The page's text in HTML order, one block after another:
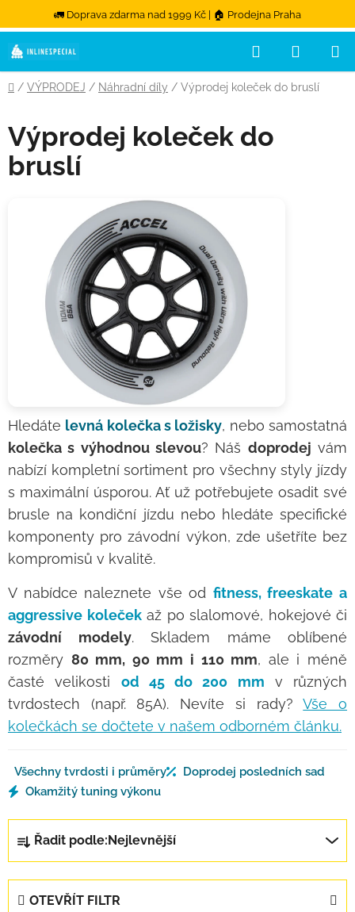
🚛 Doprava zdarma nad 1999 Kč | 🏠 Prodejna Praha
Přejít na obsah
Hledat
Domů
/ VÝPRODEJ / Náhradní díly / Výprodej koleček do bruslí
Výprodej koleček do
bruslí
Hledáte levná kolečka s ložisky, nebo samostatná
kolečka s výhodnou slevou? Náš doprodej vám
nabízí kompletní sortiment pro všechny styly jízdy
s maximální úsporou. Ať už potřebujete osadit své
brusle na kondiční jízdu nebo hledáte specifické
komponenty pro závodní výkon, zde ušetříte bez
kompromisů v kvalitě.
V nabídce naleznete vše od fitness, freeskate a
aggressive kolečekaž po slalomové, hokejové či
závodní modely. Skladem máme oblíbené
rozměry 80 mm, 90 mm i 110 mm, ale i méně
časté velikosti od 45 do 200 mm v různých
tvrdostech (např. 85A). Nevíte si rady?Vše o
kolečkách se dočtete v našem odborném článku.
Všechny tvrdosti i průměry
Doprodej posledních sad
Okamžitý tuning výkonu
Řazení produktů
Řadit podle:Nejlevnější
OTEVŘÍT FILTR